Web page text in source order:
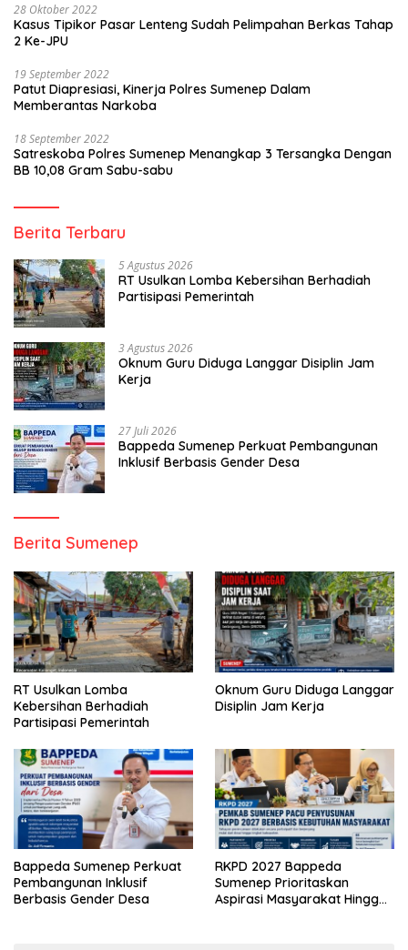
28 Oktober 2022
Kasus Tipikor Pasar Lenteng Sudah Pelimpahan Berkas Tahap
2 Ke-JPU
19 September 2022
Patut Diapresiasi, Kinerja Polres Sumenep Dalam
Memberantas Narkoba
18 September 2022
Satreskoba Polres Sumenep Menangkap 3 Tersangka Dengan
BB 10,08 Gram Sabu-sabu
Berita Terbaru
5 Agustus 2026
RT Usulkan Lomba Kebersihan Berhadiah
Partisipasi Pemerintah
3 Agustus 2026
Oknum Guru Diduga Langgar Disiplin Jam
Kerja
27 Juli 2026
Bappeda Sumenep Perkuat Pembangunan
Inklusif Berbasis Gender Desa
Berita Sumenep
RT Usulkan Lomba
Kebersihan Berhadiah
Partisipasi Pemerintah
Oknum Guru Diduga Langgar
Disiplin Jam Kerja
Bappeda Sumenep Perkuat
Pembangunan Inklusif
Berbasis Gender Desa
RKPD 2027 Bappeda
Sumenep Prioritaskan
Aspirasi Masyarakat Hingga